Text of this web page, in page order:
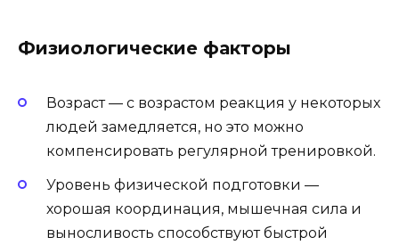
Физиологические факторы
Возраст — с возрастом реакция у некоторых
людей замедляется, но это можно
компенсировать регулярной тренировкой.
Уровень физической подготовки —
хорошая координация, мышечная сила и
выносливость способствуют быстрой